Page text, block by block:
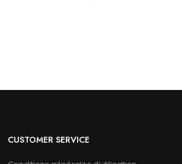
CUSTOMER SERVICE